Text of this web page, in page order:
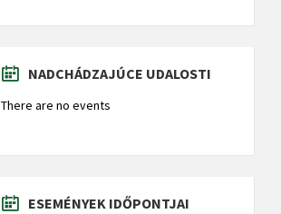
NADCHÁDZAJÚCE UDALOSTI
There are no events
ESEMÉNYEK IDŐPONTJAI